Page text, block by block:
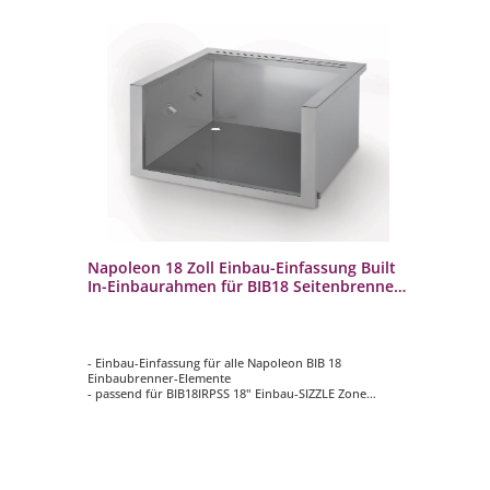
Napoleon 18 Zoll Einbau-Einfassung Built
In-Einbaurahmen für BIB18 Seitenbrenner
- Einbau-Einfassung für alle Napoleon BIB 18
Einbaubrenner-Elemente
- passend für BIB18IRPSS 18" Einbau-SIZZLE Zone